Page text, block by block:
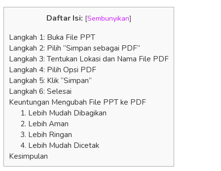
Daftar Isi: [Sembunyikan]
Langkah 1: Buka File PPT
Langkah 2: Pilih “Simpan sebagai PDF”
Langkah 3: Tentukan Lokasi dan Nama File PDF
Langkah 4: Pilih Opsi PDF
Langkah 5: Klik “Simpan”
Langkah 6: Selesai
Keuntungan Mengubah File PPT ke PDF
1. Lebih Mudah Dibagikan
2. Lebih Aman
3. Lebih Ringan
4. Lebih Mudah Dicetak
Kesimpulan